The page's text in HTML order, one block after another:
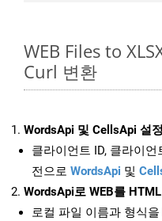
WEB Files to
Curl 변환
WordsApi 및 CellsApi 설정
클라이언트 ID, 클라이언
전으로 WordsApi 및
WordsApi로 WEB를
로컬 파일 이름과 형식